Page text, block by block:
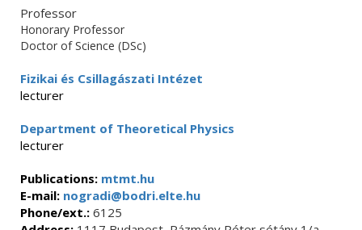
Professor
Honorary Professor
Doctor of Science (DSc)
Fizikai és Csillagászati Intézet
lecturer
Department of Theoretical Physics
lecturer
Publications: mtmt.hu
E-mail: nogradi@bodri.elte.hu
Phone/ext.: 6125